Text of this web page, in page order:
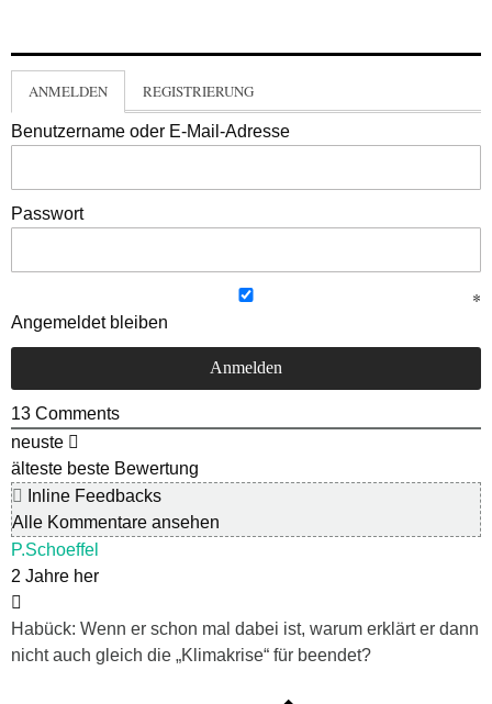
ANMELDEN REGISTRIERUNG
Benutzername oder E-Mail-Adresse
Passwort
Angemeldet bleiben
13 Comments
neuste
älteste beste Bewertung
Inline Feedbacks
Alle Kommentare ansehen
P.Schoeffel
2 Jahre her
Habück: Wenn er schon mal dabei ist, warum erklärt er dann
nicht auch gleich die „Klimakrise“ für beendet?